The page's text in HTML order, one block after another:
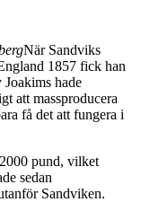
När Sandviks
1857 fick han
hade
att massproducera
få det att fungera i
pund, vilket
sedan
Sandviken.